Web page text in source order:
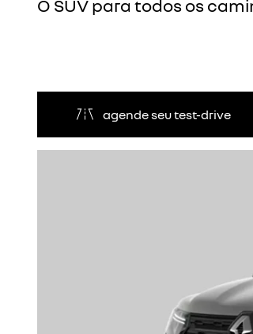
O SUV para todos os
agende seu test-drive